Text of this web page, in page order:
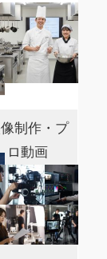
制作・プ
ロ動画